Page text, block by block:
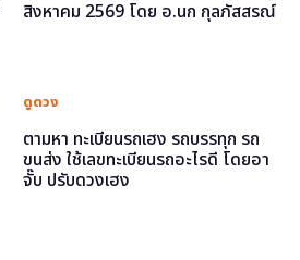
สิงหาคม 2569 โดย อ.นก กุลภัสสรณ์
ดูดวง
ตามหา ทะเบียนรถเฮง รถบรรทุก รถ
ขนส่ง ใช้เลขทะเบียนรถอะไรดี โดยอา
จั๊บ ปรับดวงเฮง